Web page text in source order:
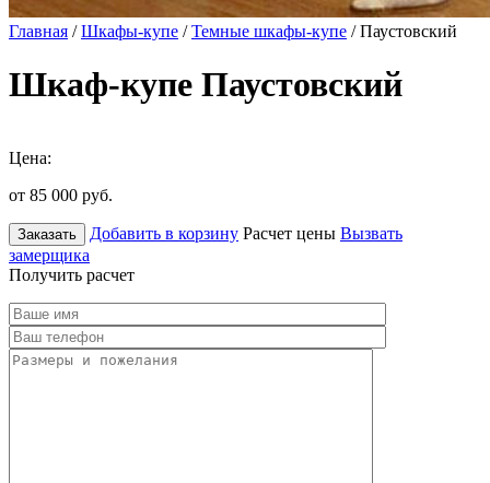
Главная /Шкафы-купе /Темные шкафы-купе / Паустовский
Шкаф-купе Паустовский
Цена:
от 85 000 руб.
Заказать Добавить в корзину Расчет цены Вызвать
замерщика
Получить расчет